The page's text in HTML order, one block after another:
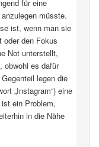
für eine
müsste.
ist, wenn man sie
oder den Fokus
Not unterstellt,
obwohl es dafür
legen die
„Instagram“) eine
ein Problem,
in die Nähe